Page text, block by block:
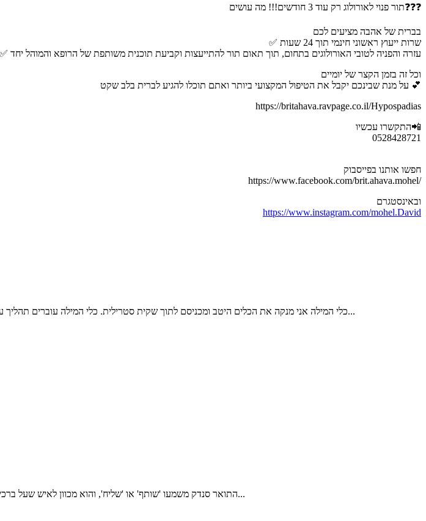
תור פנוי לאורולוג רק עוד 3 חודשים!!! מה עושים❓❓❓
בברית של אהבה מציעים לכם
✅ שרות ייעוץ ראשוני חינמי תוך 24 שעות
✅ עזרה והפניה לטובי האורולוגים בתחום, תוך תאום תור להתייעצות וקביעת תוכנית משותפת של הרופא והמוהל יחד
וכל זה בזמן הקצר של יומיים
על מנת שבינכם יקבל את הטיפול המקצועי ביותר ואתם תוכלו להגיע לברית בלב שקט 💕
https://britahava.ravpage.co.il/Hypospadias
התקשרו עכשיו📲
0528428721
חפשו אותנו בפייסבוק
https://www.facebook.com/brit.ahava.mohel/
ובאינסטגרם
https://www.instagram.com/mohel.David
כלי המילה אני מנקה את הכלים היטב ומכניסם לתוך שקית סטרילית. כלי המילה עוברים תהליך עיקור במכשיר אוטוקלב. מכשיר זה משמש לעיקור כלי ניתוח במרפאות כירורגיות ובחדרי ניתוח. לאחר העיקור...
התואר סנדק משמעו 'שותף' או 'שליח', והוא מכוון לאיש שעל ברכיו מונח התינוק בזמן הברית. הסנדק מתעטף בטלית, והאב מניח את התינוק על ברכיו – בדרך כלל על גבי כרית...